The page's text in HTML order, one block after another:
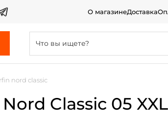
О магазинеДоставка
nord classic
Classic 05 XXL